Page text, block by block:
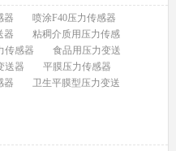
器
喷涂F40压力传感器
器
粘稠介质用压力传感
传感器
食品用压力变送
送器
平膜压力传感器
器
卫生平膜型压力变送